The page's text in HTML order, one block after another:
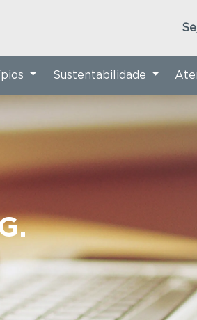
Sustentabilidade